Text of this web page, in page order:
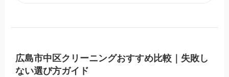
広島市中区クリーニングおすすめ比較｜失敗し
ない選び方ガイド